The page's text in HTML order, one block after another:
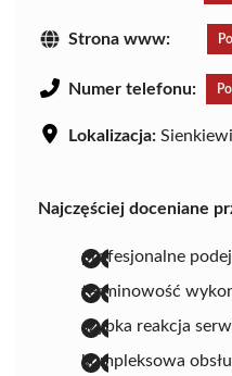
Strona www:
Numer telefonu:
Lokalizacja:
Najczęściej doceniane
profesjonalne
terminowość
szybka reakcja
kompleksowa